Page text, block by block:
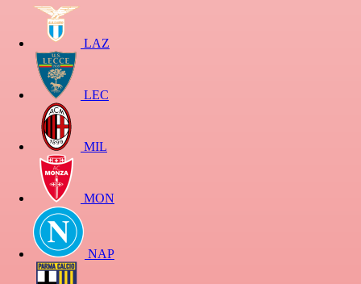
LAZ
LEC
MIL
MON
NAP